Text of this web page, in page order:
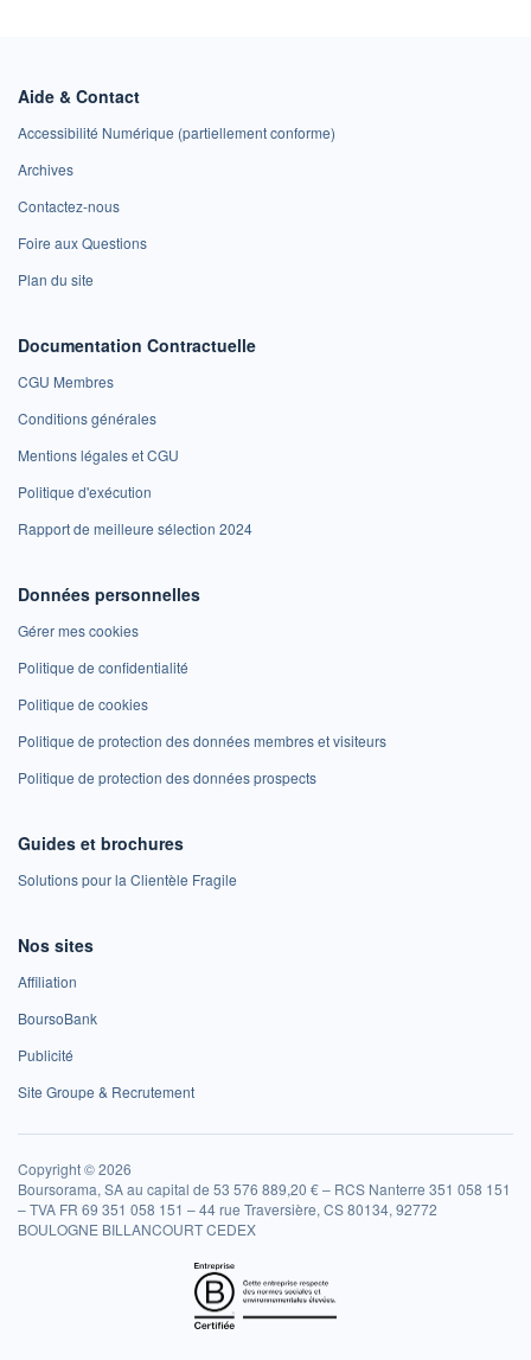
Aide & Contact
Accessibilité Numérique (partiellement conforme)
Archives
Contactez-nous
Foire aux Questions
Plan du site
Documentation Contractuelle
CGU Membres
Conditions générales
Mentions légales et CGU
Politique d'exécution
Rapport de meilleure sélection 2024
Données personnelles
Gérer mes cookies
Politique de confidentialité
Politique de cookies
Politique de protection des données membres et visiteurs
Politique de protection des données prospects
Guides et brochures
Solutions pour la Clientèle Fragile
Nos sites
Affiliation
BoursoBank
Publicité
Site Groupe & Recrutement
Copyright © 2026
Boursorama, SA au capital de 53 576 889,20 € – RCS Nanterre 351 058 151
– TVA FR 69 351 058 151 – 44 rue Traversière, CS 80134, 92772
BOULOGNE BILLANCOURT CEDEX